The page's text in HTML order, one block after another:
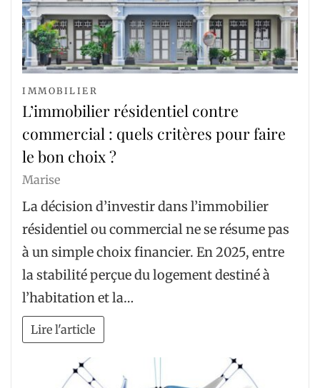
IMMOBILIER
L’immobilier résidentiel contre
commercial : quels critères pour faire
le bon choix ?
Marise
La décision d’investir dans l’immobilier
résidentiel ou commercial ne se résume pas
à un simple choix financier. En 2025, entre
la stabilité perçue du logement destiné à
l’habitation et la…
Lire l'article